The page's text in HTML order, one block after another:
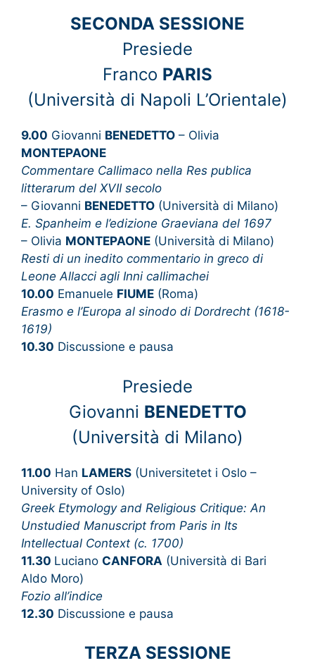
SECONDA SESSIONE
Presiede
Franco PARIS
(Università di Napoli L’Orientale)
9.00 Giovanni BENEDETTO – Olivia
MONTEPAONE
Commentare Callimaco nella Res publica
litterarum del XVII secolo
– Giovanni BENEDETTO (Università di Milano)
E. Spanheim e l’edizione Graeviana del 1697
– Olivia MONTEPAONE (Università di Milano)
Resti di un inedito commentario in greco di
Leone Allacci agli Inni callimachei
10.00 Emanuele FIUME (Roma)
Erasmo e l’Europa al sinodo di Dordrecht (1618-
1619)
10.30 Discussione e pausa
Presiede
Giovanni BENEDETTO
(Università di Milano)
11.00 Han LAMERS (Universitetet i Oslo –
University of Oslo)
Greek Etymology and Religious Critique: An
Unstudied Manuscript from Paris in Its
Intellectual Context (c. 1700)
11.30 Luciano CANFORA (Università di Bari
Aldo Moro)
Fozio all’indice
12.30 Discussione e pausa
TERZA SESSIONE